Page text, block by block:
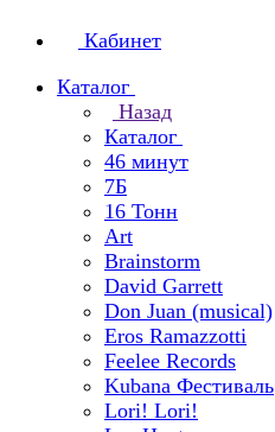
Кабинет
Каталог
Назад
Каталог
46 минут
7Б
16 Тонн
Art
Brainstorm
David Garrett
Don Juan (musical)
Eros Ramazzotti
Feelee Records
Kubana Фестиваль
Lori! Lori!